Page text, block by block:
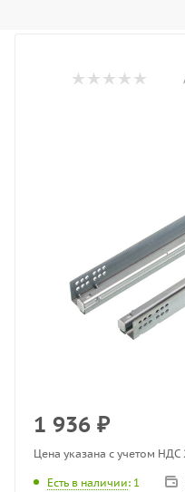
1 936 ₽
Цена указана с учетом НДС
Есть в наличии: 1